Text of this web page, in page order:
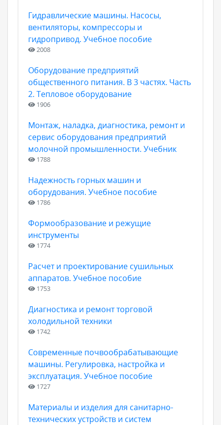
Гидравлические машины. Насосы,
вентиляторы, компрессоры и
гидропривод. Учебное пособие
2008
Оборудование предприятий
общественного питания. В 3 частях. Часть
2. Тепловое оборудование
1906
Монтаж, наладка, диагностика, ремонт и
сервис оборудования предприятий
молочной промышленности. Учебник
1788
Надежность горных машин и
оборудования. Учебное пособие
1786
Формообразование и режущие
инструменты
1774
Расчет и проектирование сушильных
аппаратов. Учебное пособие
1753
Диагностика и ремонт торговой
холодильной техники
1742
Современные почвообрабатывающие
машины. Регулировка, настройка и
эксплуатация. Учебное пособие
1727
Материалы и изделия для санитарно-
технических устройств и систем